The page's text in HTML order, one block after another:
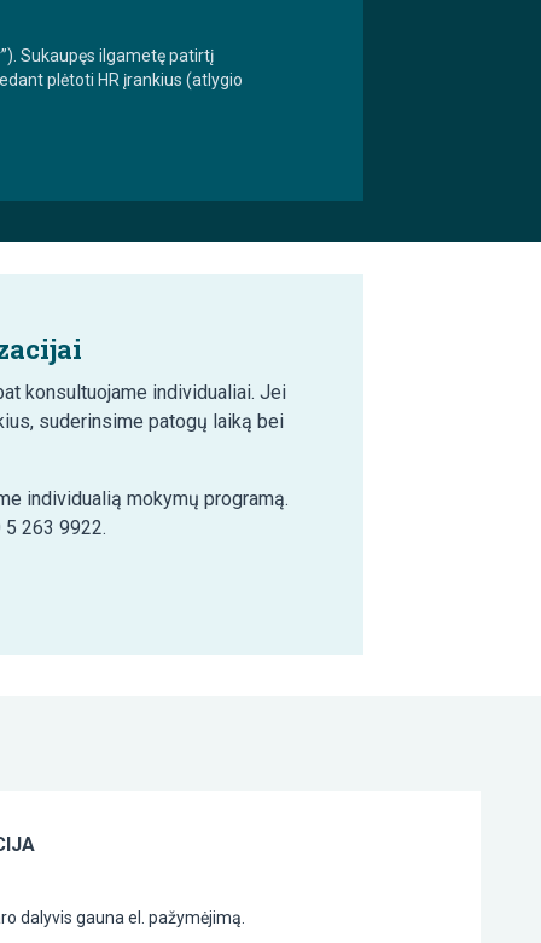
Sukaupęs ilgametę patirtį
plėtoti HR įrankius (atlygio
konsultuojame individualiai. Jei
suderinsime patogų laiką bei
individualią mokymų programą.
263 9922.
dalyvis gauna el. pažymėjimą.